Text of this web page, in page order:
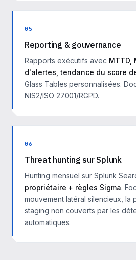
05
Reporting & gouvernance
Rapports exécutifs avec MTTD,
d'alertes, tendance du score
Glass Tables personnalisées.
NIS2/ISO 27001/RGPD.
06
Threat hunting sur Splunk
Hunting mensuel sur Splunk
propriétaire + règles Sigma.
mouvement latéral silencieux, la
staging non couverts par les
automatiques.